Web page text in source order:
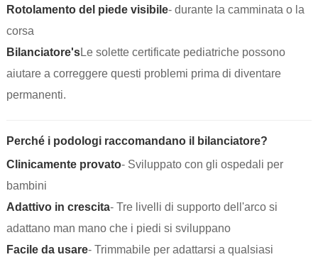
Rotolamento del piede visibile- durante la camminata o la
corsa
Bilanciatore'sLe solette certificate pediatriche possono
aiutare a correggere questi problemi prima di diventare
permanenti.
Perché i podologi raccomandano il bilanciatore?
Clinicamente provato- Sviluppato con gli ospedali per
bambini
Adattivo in crescita- Tre livelli di supporto dell'arco si
adattano man mano che i piedi si sviluppano
Facile da usare- Trimmabile per adattarsi a qualsiasi